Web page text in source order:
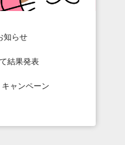
知らせ
結果発表
ャンペーン